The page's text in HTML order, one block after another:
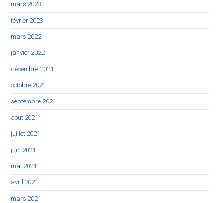
mars 2023
février 2023
mars 2022
janvier 2022
décembre 2021
octobre 2021
septembre 2021
août 2021
juillet 2021
juin 2021
mai 2021
avril 2021
mars 2021